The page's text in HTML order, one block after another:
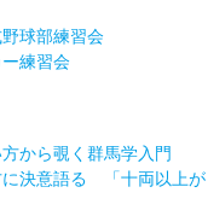
球部練習会
練習会
から覗く群馬学入門
決意語る 「十両以上が